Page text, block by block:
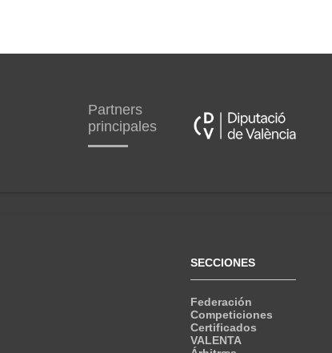
Partners
principales
SECCIONES
Federación
Competiciones
Certificados
VALENTA